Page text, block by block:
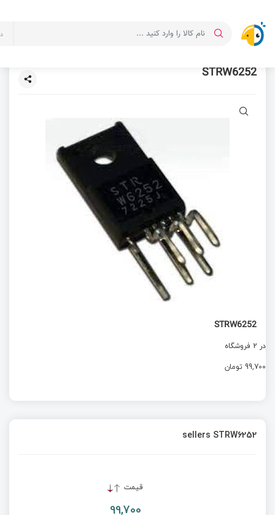
STRW6252
STRW6252
در 2 فروشگاه
99,700 تومان
sellers STRW6252
قیمت
99,700